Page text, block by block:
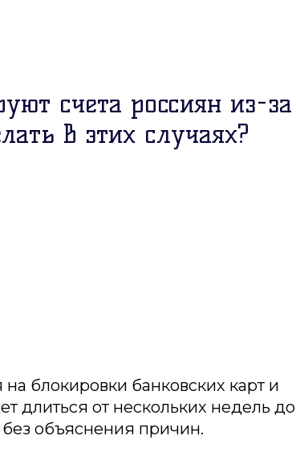
счета россиян из-за
в этих случаях?
блокировки банковских карт и
длиться от нескольких недель до
объяснения причин.